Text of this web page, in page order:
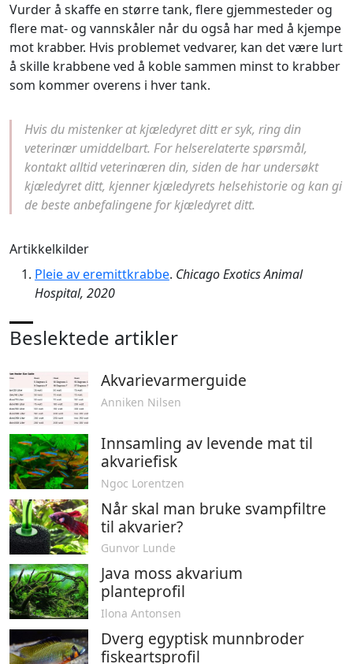
Vurder å skaffe en større tank, flere gjemmesteder og
flere mat- og vannskåler når du også har med å kjempe
mot krabber. Hvis problemet vedvarer, kan det være lurt
å skille krabbene ved å koble sammen minst to krabber
som kommer overens i hver tank.
Hvis du mistenker at kjæledyret ditt er syk, ring din
veterinær umiddelbart. For helserelaterte spørsmål,
kontakt alltid veterinæren din, siden de har undersøkt
kjæledyret ditt, kjenner kjæledyrets helsehistorie og kan gi
de beste anbefalingene for kjæledyret ditt.
Artikkelkilder
Pleie av eremittkrabbe. Chicago Exotics Animal
Hospital, 2020
Beslektede artikler
Akvarievarmerguide
Anniken Nilsen
Innsamling av levende mat til
akvariefisk
Ngoc Lorentzen
Når skal man bruke svampfiltre
til akvarier?
Gunvor Lunde
Java moss akvarium
planteprofil
Ilona Antonsen
Dverg egyptisk munnbroder
fiskeartsprofil